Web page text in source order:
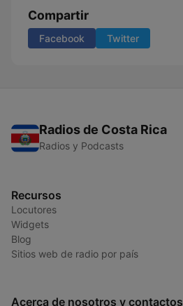
Compartir
Facebook Twitter
Radios de Costa Rica
Radios y Podcasts
Recursos
Locutores
Widgets
Blog
Sitios web de radio por país
Acerca de nosotros y contactos